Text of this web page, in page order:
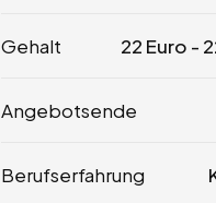
Gehalt 22 Euro -
Angebotsende
Berufserfahrung